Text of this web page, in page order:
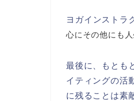
ヨガインストラ
心にその他にも
最後に、もとも
イティングの活
に残ることは素